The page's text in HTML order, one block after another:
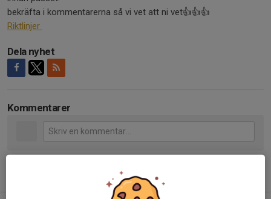
bekräfta i kommentarerna så vi vet att ni vet👍👍👍
Riktlinjer
Dela nyhet
Kommentarer